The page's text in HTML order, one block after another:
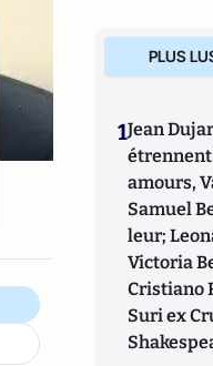
PLUS
1Jean
amours,
Samuel
leur;
Victoria
Cristiano
Suri ex